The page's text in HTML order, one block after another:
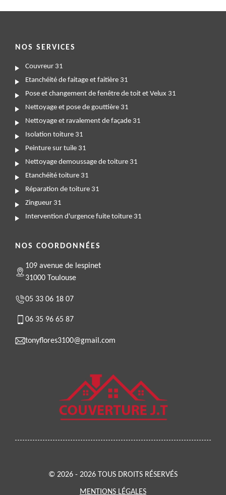
NOS SERVICES
Couvreur 31
Etanchéité de faitage et faitière 31
Pose et changement de fenêtre de toit et Velux 31
Nettoyage et pose de gouttière 31
Nettoyage et ravalement de façade 31
Isolation toiture 31
Peinture sur tuile 31
Nettoyage demoussage de toiture 31
Etanchéité toiture 31
Réparation de toiture 31
Zingueur 31
Intervention d'urgence fuite toiture 31
NOS COORDONNÉES
109 avenue de lespinet
31000 Toulouse
05 33 06 18 07
06 35 96 65 87
tonyflores3100@gmail.com
© 2026 - 2026 TOUS DROITS RÉSERVÉS
MENTIONS LÉGALES